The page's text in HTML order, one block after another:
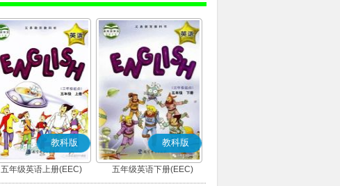
教科版
五年级英语上册(EEC)
教科版
五年级英语下册(EEC)